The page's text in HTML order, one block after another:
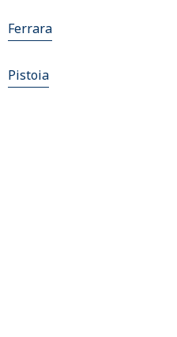
Ferrara
Pistoia